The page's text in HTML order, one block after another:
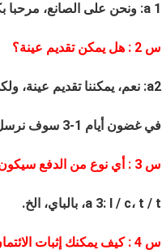
a 1: ونحن على الصانع، مرحبا بكم في شركتنا والمصنع.
س 2 : هل يمكن تقديم عينة؟
a2: نعم، يمكننا تقديم عينة، ولكن يجب دفع للشحن.
في غضون أيام 1-3 سوف نرسل لك عينة، بعد الدفع
س 3 : أي نوع من الدفع
a 3: l / c، t / t، بالباي، الخ.
س 4 : كيف يمكنك إثبات